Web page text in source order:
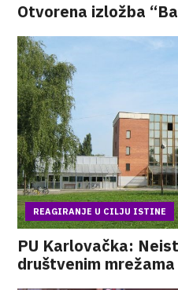
Otvorena izložba
REAGIRANJE U CILJU ISTINE
PU Karlovačka:
društvenim mrežama